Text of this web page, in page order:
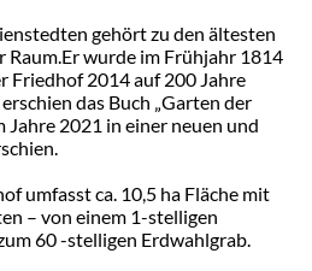
gehört zu den ältesten
Raum.Er wurde im Frühjahr 1814
Friedhof 2014 auf 200 Jahre
das Buch „Garten der
Jahre 2021 in einer neuen und
umfasst ca. 10,5 ha Fläche mit
– von einem 1-stelligen
60 -stelligen Erdwahlgrab.